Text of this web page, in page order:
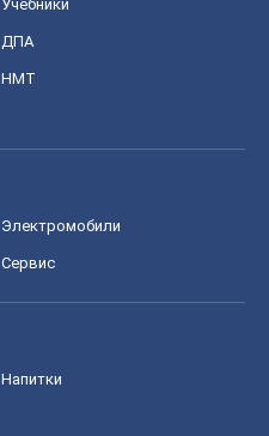
Учебники
ДПА
НМТ
Электромобили
Сервис
Напитки